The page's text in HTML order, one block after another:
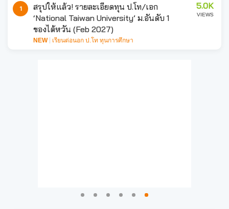
1
สรุปให้แล้ว! รายละเอียดทุน ป.โท/เอก
‘National Taiwan University’ ม.อันดับ 1
ของไต้หวัน (Feb 2027)
NEW เรียนต่อนอก ป.โท ทุนการศึกษา
5.0K
VIEWS